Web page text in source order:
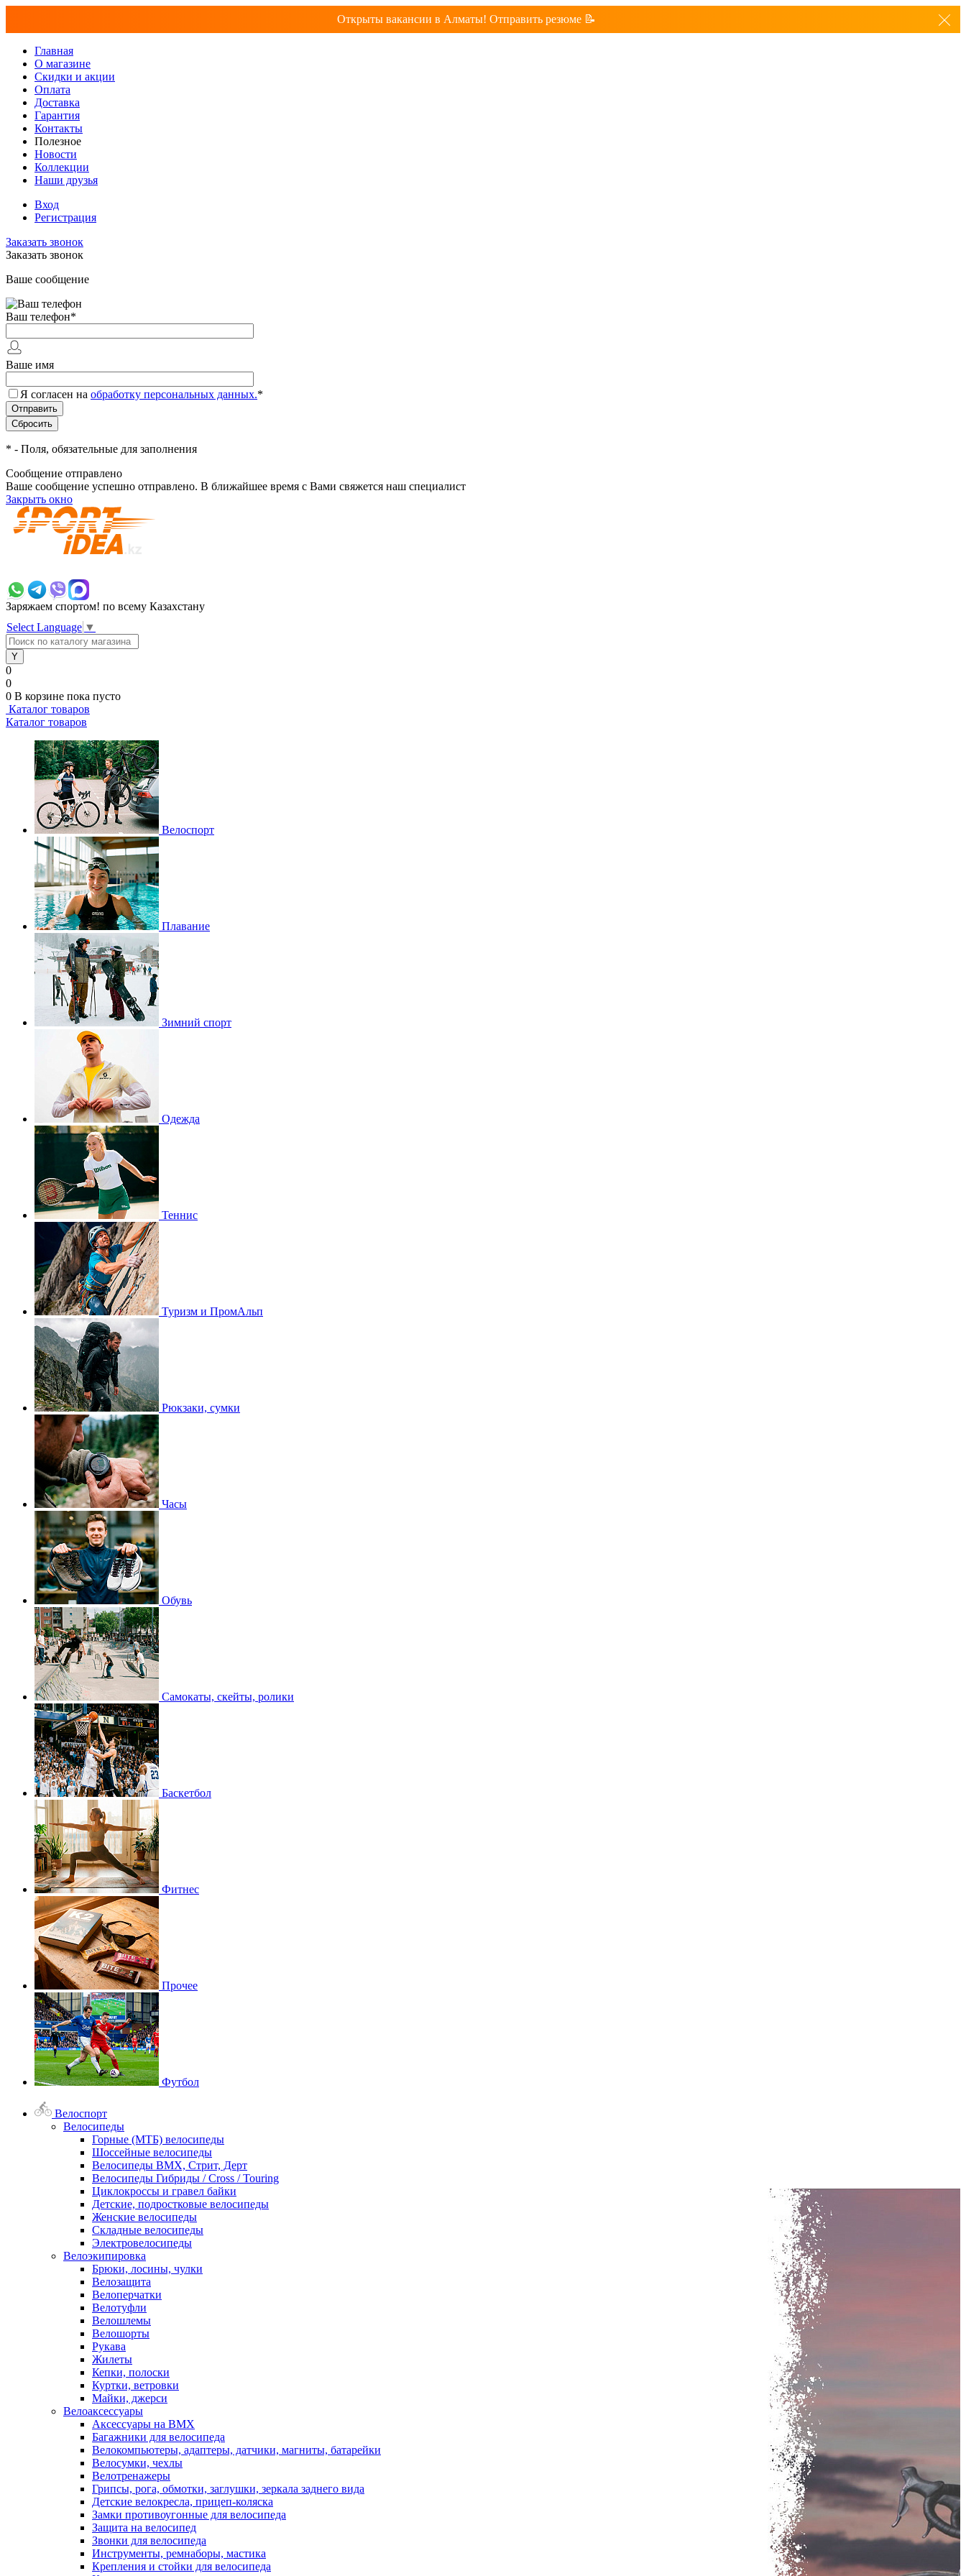
Открыты вакансии в Алматы! Отправить резюме 📝
Главная
О магазине
Скидки и акции
Оплата
Доставка
Гарантия
Контакты
Полезное
Новости
Коллекции
Наши друзья
Вход
Регистрация
Заказать звонок
Заказать звонок
Ваше сообщение
Ваш телефон*
Ваше имя
Я согласен на обработку персональных данных.*
* - Поля, обязательные для заполнения
Сообщение отправлено
Ваше сообщение успешно отправлено. В ближайшее время с Вами свяжется наш специалист
Закрыть окно
Заряжаем спортом! по всему Казахстану
Select Language ▼
0
0
0 В корзине пока пусто
Каталог товаров
Каталог товаров
Велоспорт
Плавание
Зимний спорт
Одежда
Теннис
Туризм и ПромАльп
Рюкзаки, сумки
Часы
Обувь
Самокаты, скейты, ролики
Баскетбол
Фитнес
Прочее
Футбол
Велоспорт
Велосипеды
Горные (МТБ) велосипеды
Шоссейные велосипеды
Велосипеды BMX, Стрит, Дерт
Велосипеды Гибриды / Cross / Touring
Циклокроссы и гравел байки
Детские, подростковые велосипеды
Женские велосипеды
Складные велосипеды
Электровелосипеды
Велоэкипировка
Брюки, лосины, чулки
Велозащита
Велоперчатки
Велотуфли
Велошлемы
Велошорты
Рукава
Жилеты
Кепки, полоски
Куртки, ветровки
Майки, джерси
Велоаксессуары
Аксессуары на BMX
Багажники для велосипеда
Велокомпьютеры, адаптеры, датчики, магниты, батарейки
Велосумки, чехлы
Велотренажеры
Грипсы, рога, обмотки, заглушки, зеркала заднего вида
Детские велокресла, прицеп-коляска
Замки противоугонные для велосипеда
Защита на велосипед
Звонки для велосипеда
Инструменты, ремнаборы, мастика
Крепления и стойки для велосипеда